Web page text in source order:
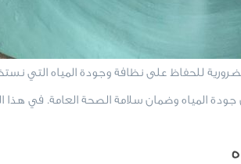
للحفاظ على نظافة وجودة المياه التي
المياه وضمان سلامة الصحة العامة. في